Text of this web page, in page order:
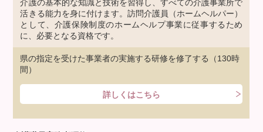
介護の基本的な知識と技術を習得し、すべての介護事業所で
活きる能力を身に付けます。訪問介護員（ホームヘルパー）
として、介護保険制度のホームヘルプ事業に従事するため
に、必要となる資格です。
県の指定を受けた事業者の実施する研修を修了する（130時
間）
詳しくはこちら